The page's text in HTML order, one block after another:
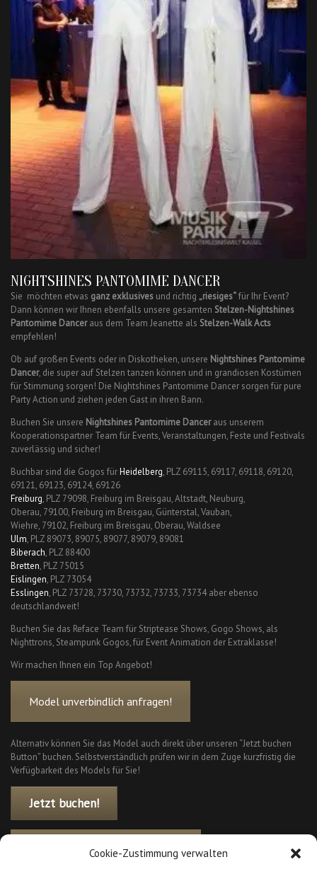
Cookie-Zustimmung verwalten
NIGHTSHINES PANTOMIME DANCER
Sie möchten etwas ganz exklusives und richtig „riesiges“für Ihr Event?
Dann können wir Ihnen ebenfalls unsere gesamten Stelzen-Nightshines
Pantomime Danceraus dem Team Jeanette als Stelzen-Walk Acts
empfehlen!
Ob auf großen Events oder in Diskotheken, unsere Nightshines Pantomime
Dancer, die super auf Stelzen tanzen können und in grandiosen Kostümen
für Stimmung sorgen! Die Nightshines Pantomime Dancer sorgen für pure
Party Action und ziehen jeden Gast in ihren Bann.
Buchen Sie unsere Nightshines Pantomime Danceraus unserem
Kooperationspartner Team für Events, Veranstaltungen, Feste und Festivals
zuverlässig und sicher!
Buchbar sind die Gogos fürHeidelberg, PLZ 69115, 69117, 69118, 69120,
69121, 69123, 69124, 69126
Freiburg, PLZ 79098, Freiburg im Breisgau, Altstadt, Neuburg,
Oberau, 79100, Freiburg im Breisgau, Günterstal, Vauban,
Wiehre, 79102, Freiburg im Breisgau, Oberau, Waldsee
Ulm, PLZ 89073, 89075, 89077, 89079, 89081
Biberach, PLZ 88400
Bretten, PLZ 75015
Eislingen, PLZ 73054
Esslingen, PLZ 73728, 73730, 73732, 73733, 73734 aber ebenso
deutschlandweit!
Buchen Sie das Reface Team für Striptease Shows, Gogo Shows, als
Nighttrons, Steampunk Gogos, für Event Animation der Extraklasse!
Wir machen Ihnen ein Top Angebot!
Model unverbindlich anfragen!
Alternativ können Sie das Model auch direkt über unseren “Jetzt buchen
Button” buchen. Selbstverständlich prüfen wir in dem Zuge kurzfristig die
Verfügbarkeit des Models für Sie!
Jetzt buchen!
Zu weiteren Künstler Show Acts